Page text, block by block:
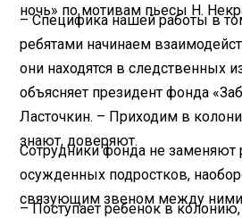
ночь» по мотивам пьесы Н.
– Специфика нашей работы в
ребятами начинаем
они находятся в следственных
объясняет президент фонда
Ласточкин. – Приходим в
знают, доверяют.
Сотрудники фонда не заменяют
осужденных подростков,
связующим звеном между ними
– Поступает ребенок в